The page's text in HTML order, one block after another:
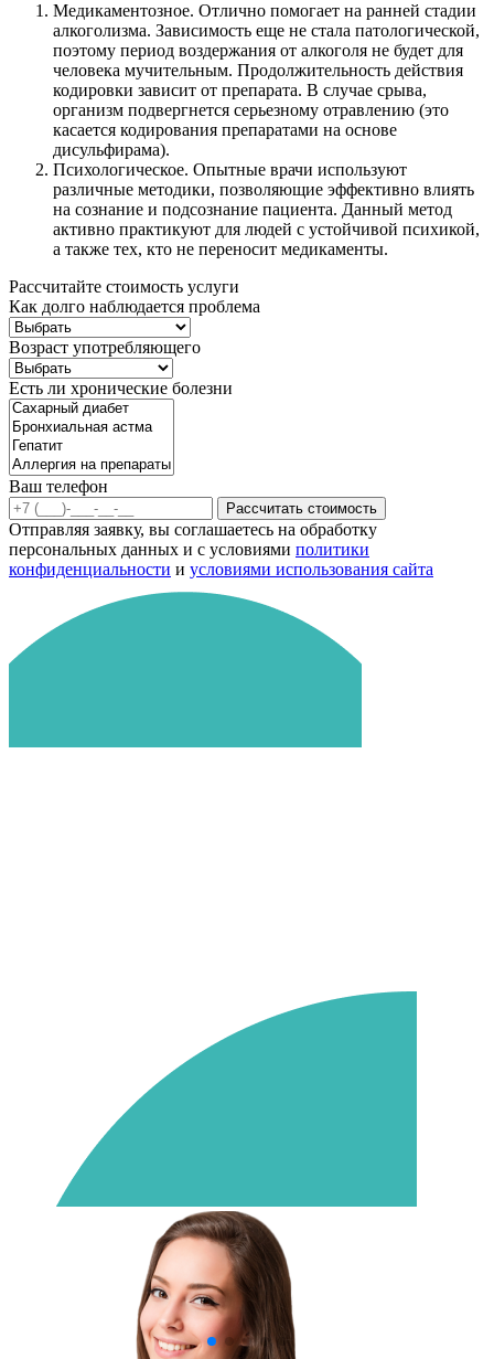
Медикаментозное. Отлично помогает на ранней стадии
алкоголизма. Зависимость еще не стала патологической,
поэтому период воздержания от алкоголя не будет для
человека мучительным. Продолжительность действия
кодировки зависит от препарата. В случае срыва,
организм подвергнется серьезному отравлению (это
касается кодирования препаратами на основе
дисульфирама).
Психологическое. Опытные врачи используют
различные методики, позволяющие эффективно влиять
на сознание и подсознание пациента. Данный метод
активно практикуют для людей с устойчивой психикой,
а также тех, кто не переносит медикаменты.
Рассчитайте стоимость услуги
Как долго наблюдается проблема
Возраст употребляющего
Есть ли хронические болезни
Ваш телефон
Рассчитать стоимость
Отправляя заявку, вы соглашаетесь на обработку
персональных данных и с условиями политики
конфиденциальности и условиями использования сайта